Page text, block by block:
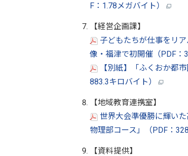
F：1.78メガバイト）
【経営企画課】
子どもたちが仕事をリ
像・福津で初開催（PDF：
【別紙】「ふくおか都
883.3キロバイト）
【地域教育連携室】
世界大会準優勝に輝い
物理部コース」（PDF：
【資料提供】